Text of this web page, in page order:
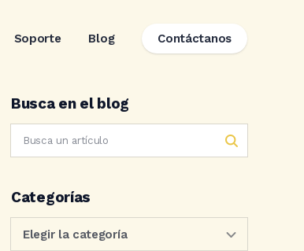
Soporte Blog Contáctanos
Busca en el blog
Categorías